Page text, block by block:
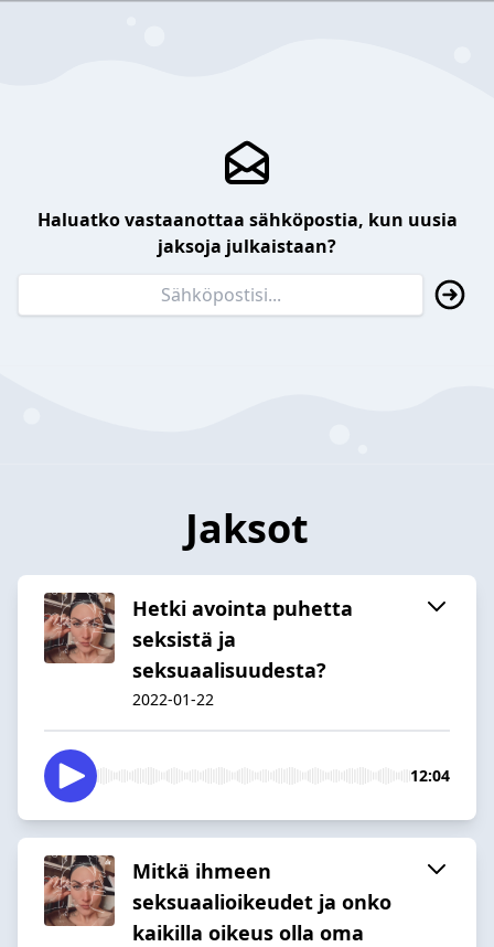
Haluatko vastaanottaa sähköpostia, kun uusia
jaksoja julkaistaan?
Jaksot
Hetki avointa puhetta
seksistä ja
seksuaalisuudesta?
2022-01-22
12:04
Mitkä ihmeen
seksuaalioikeudet ja onko
kaikilla oikeus olla oma